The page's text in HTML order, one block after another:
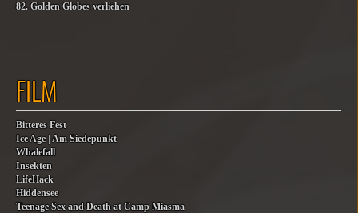
82. Golden Globes verliehen
FILM
Bitteres Fest
Ice Age | Am Siedepunkt
Whalefall
Insekten
LifeHack
Hiddensee
Teenage Sex and Death at Camp Miasma